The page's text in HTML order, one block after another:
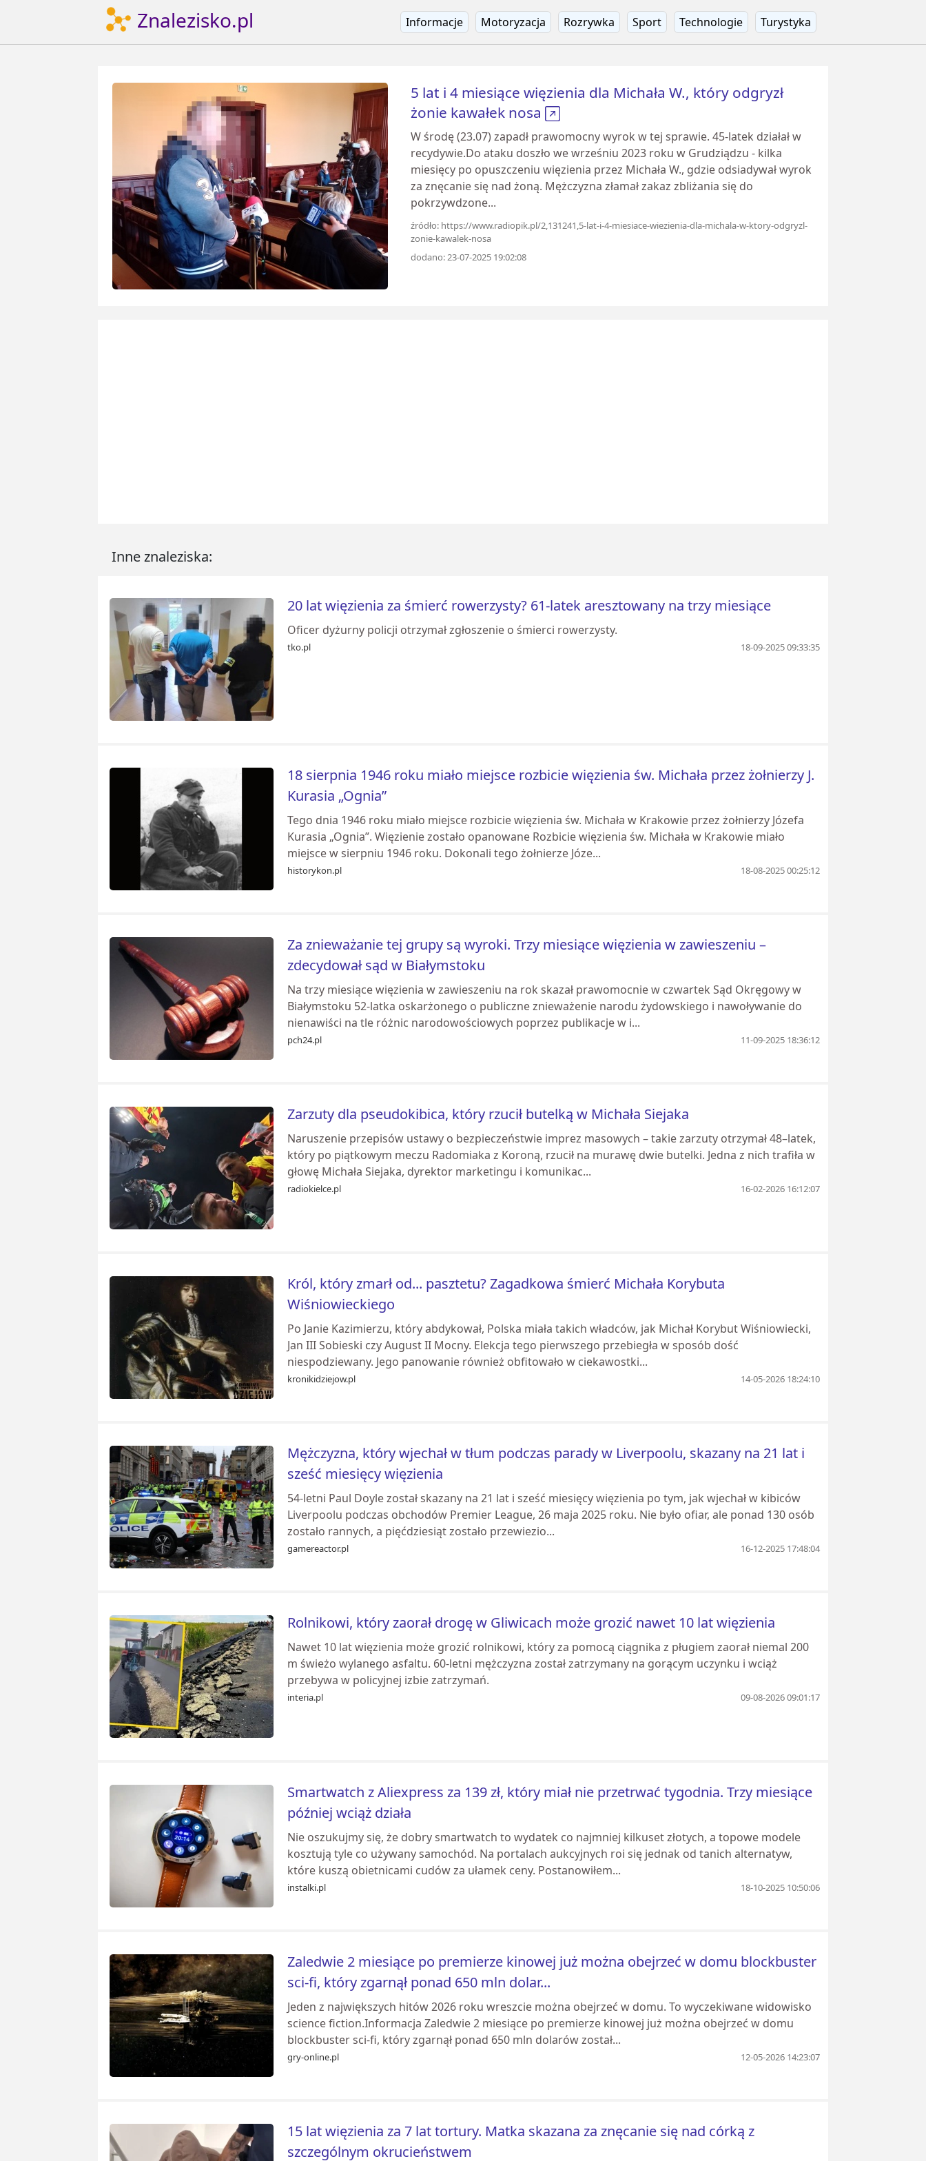
Znalezisko.pl Informacje Motoryzacja Rozrywka Sport Technologie Turystyka
5 lat i 4 miesiące więzienia dla Michała W., który odgryzł
żonie kawałek nosa
W środę (23.07) zapadł prawomocny wyrok w tej sprawie. 45-latek działał w
recydywie.Do ataku doszło we wrześniu 2023 roku w Grudziądzu - kilka
miesięcy po opuszczeniu więzienia przez Michała W., gdzie odsiadywał wyrok
za znęcanie się nad żoną. Mężczyzna złamał zakaz zbliżania się do
pokrzywdzone...
źródło: https://www.radiopik.pl/2,131241,5-lat-i-4-miesiace-wiezienia-dla-michala-w-ktory-odgryzl-
zonie-kawalek-nosa
dodano: 23-07-2025 19:02:08
Inne znaleziska:
20 lat więzienia za śmierć rowerzysty? 61-latek aresztowany na trzy miesiące
Oficer dyżurny policji otrzymał zgłoszenie o śmierci rowerzysty.
tko.pl 18-09-2025 09:33:35
18 sierpnia 1946 roku miało miejsce rozbicie więzienia św. Michała przez żołnierzy J.
Kurasia „Ognia”
Tego dnia 1946 roku miało miejsce rozbicie więzienia św. Michała w Krakowie przez żołnierzy Józefa
Kurasia „Ognia”. Więzienie zostało opanowane Rozbicie więzienia św. Michała w Krakowie miało
miejsce w sierpniu 1946 roku. Dokonali tego żołnierze Józe...
historykon.pl 18-08-2025 00:25:12
Za znieważanie tej grupy są wyroki. Trzy miesiące więzienia w zawieszeniu –
zdecydował sąd w Białymstoku
Na trzy miesiące więzienia w zawieszeniu na rok skazał prawomocnie w czwartek Sąd Okręgowy w
Białymstoku 52-latka oskarżonego o publiczne znieważenie narodu żydowskiego i nawoływanie do
nienawiści na tle różnic narodowościowych poprzez publikacje w i...
pch24.pl 11-09-2025 18:36:12
Zarzuty dla pseudokibica, który rzucił butelką w Michała Siejaka
Naruszenie przepisów ustawy o bezpieczeństwie imprez masowych – takie zarzuty otrzymał 48–latek,
który po piątkowym meczu Radomiaka z Koroną, rzucił na murawę dwie butelki. Jedna z nich trafiła w
głowę Michała Siejaka, dyrektor marketingu i komunikac...
radiokielce.pl 16-02-2026 16:12:07
Król, który zmarł od... pasztetu? Zagadkowa śmierć Michała Korybuta
Wiśniowieckiego
Po Janie Kazimierzu, który abdykował, Polska miała takich władców, jak Michał Korybut Wiśniowiecki,
Jan III Sobieski czy August II Mocny. Elekcja tego pierwszego przebiegła w sposób dość
niespodziewany. Jego panowanie również obfitowało w ciekawostki...
kronikidziejow.pl 14-05-2026 18:24:10
Mężczyzna, który wjechał w tłum podczas parady w Liverpoolu, skazany na 21 lat i
sześć miesięcy więzienia
54-letni Paul Doyle został skazany na 21 lat i sześć miesięcy więzienia po tym, jak wjechał w kibiców
Liverpoolu podczas obchodów Premier League, 26 maja 2025 roku. Nie było ofiar, ale ponad 130 osób
zostało rannych, a pięćdziesiąt zostało przewiezio...
gamereactor.pl 16-12-2025 17:48:04
Rolnikowi, który zaorał drogę w Gliwicach może grozić nawet 10 lat więzienia
Nawet 10 lat więzienia może grozić rolnikowi, który za pomocą ciągnika z pługiem zaorał niemal 200
m świeżo wylanego asfaltu. 60-letni mężczyzna został zatrzymany na gorącym uczynku i wciąż
przebywa w policyjnej izbie zatrzymań.
interia.pl 09-08-2026 09:01:17
Smartwatch z Aliexpress za 139 zł, który miał nie przetrwać tygodnia. Trzy miesiące
później wciąż działa
Nie oszukujmy się, że dobry smartwatch to wydatek co najmniej kilkuset złotych, a topowe modele
kosztują tyle co używany samochód. Na portalach aukcyjnych roi się jednak od tanich alternatyw,
które kuszą obietnicami cudów za ułamek ceny. Postanowiłem...
instalki.pl 18-10-2025 10:50:06
Zaledwie 2 miesiące po premierze kinowej już można obejrzeć w domu blockbuster
sci-fi, który zgarnął ponad 650 mln dolar...
Jeden z największych hitów 2026 roku wreszcie można obejrzeć w domu. To wyczekiwane widowisko
science fiction.Informacja Zaledwie 2 miesiące po premierze kinowej już można obejrzeć w domu
blockbuster sci-fi, który zgarnął ponad 650 mln dolarów został...
gry-online.pl 12-05-2026 14:23:07
15 lat więzienia za 7 lat tortury. Matka skazana za znęcanie się nad córką z
szczególnym okrucieństwem